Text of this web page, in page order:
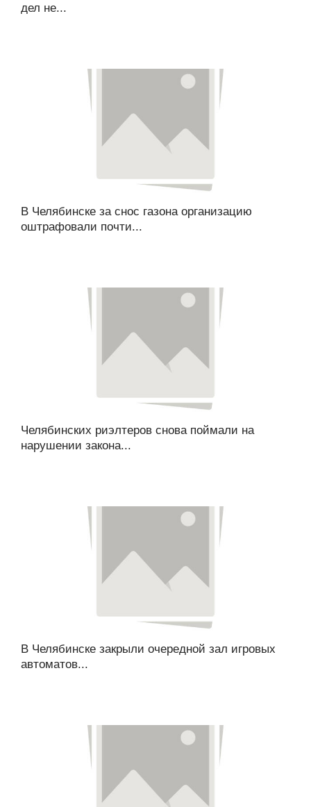
дел не...
В Челябинске за снос газона организацию
оштрафовали почти...
Челябинских риэлтеров снова поймали на
нарушении закона...
В Челябинске закрыли очередной зал игровых
автоматов...